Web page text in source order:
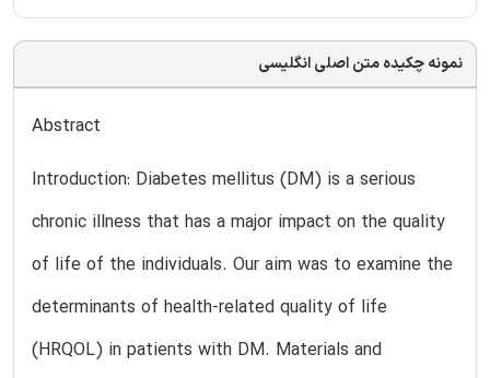
نمونه چکیده متن اصلی انگلیسی
Abstract
Introduction: Diabetes mellitus (DM) is a serious
chronic illness that has a major impact on the quality
of life of the individuals. Our aim was to examine the
determinants of health-related quality of life
(HRQOL) in patients with DM. Materials and